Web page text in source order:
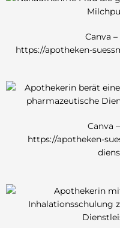
Canva
https://apotheken-
Canva
https://apotheken-